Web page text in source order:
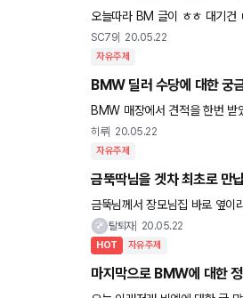
오늘따라 BM 글이 ㅎㅎ 대기
래서 잘하면 5월 배정이 가능 할
SC79 20.05.22
자유주제
BMW 딜러 수당에 대한 궁
BMW 매장에서 견적을 한번 받
이 서비스로 해준다는 썬팅이라
히루 20.05.22
자유주제
금뚝딱님을 겟차 최초로 만
금뚝님께서 장모님집 바로 옆이
탈퇴자 20.05.22
HOT 자유주제
마지막으로 BMW에 대한